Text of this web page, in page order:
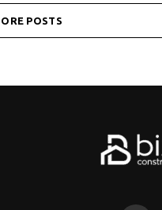
POSTS